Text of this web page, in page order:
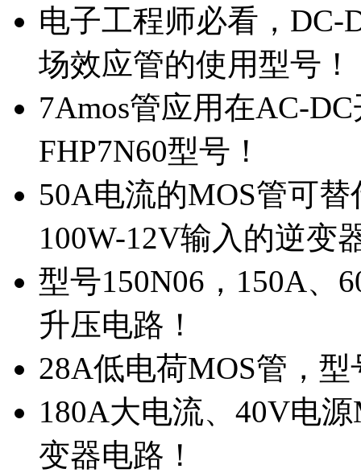
电子工程师必看，DC-
场效应管的使用型号！
7Amos管应用在AC-
FHP7N60型号！
50A电流的MOS管可
100W-12V输入的逆变
型号150N06，150A、
升压电路！
28A低电荷MOS管，
180A大电流、40V电
变器电路！